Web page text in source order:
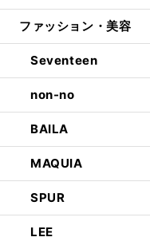
ファッション・美容
Seventeen
non-no
BAILA
MAQUIA
SPUR
LEE